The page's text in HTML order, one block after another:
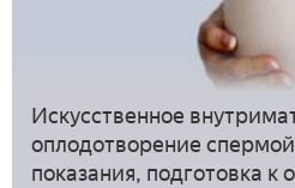
Искусственное
оплодотворение
показания, подготовка к